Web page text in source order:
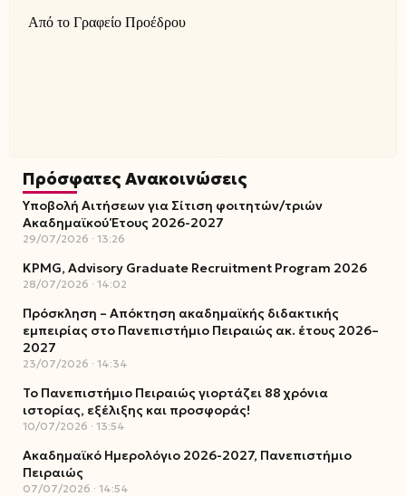
Από το Γραφείο Προέδρου
Πρόσφατες Ανακοινώσεις
Υποβολή Αιτήσεων για Σίτιση φοιτητών/τριών
Ακαδημαϊκού Έτους 2026-2027
29/07/2026 13:26
KPMG, Advisory Graduate Recruitment Program 2026
28/07/2026 14:02
Πρόσκληση – Απόκτηση ακαδημαϊκής διδακτικής
εμπειρίας στο Πανεπιστήμιο Πειραιώς ακ. έτους 2026–
2027
23/07/2026 14:34
Το Πανεπιστήμιο Πειραιώς γιορτάζει 88 χρόνια
ιστορίας, εξέλιξης και προσφοράς!
10/07/2026 13:54
Ακαδημαϊκό Ημερολόγιο 2026-2027, Πανεπιστήμιο
Πειραιώς
07/07/2026 14:54